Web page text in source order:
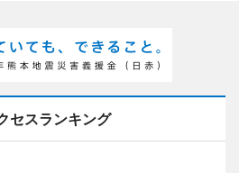
セスランキング